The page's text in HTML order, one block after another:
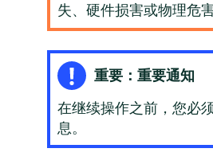
失、硬件损害或物理危
重要：重要通知
在继续操作之前，您必
息。